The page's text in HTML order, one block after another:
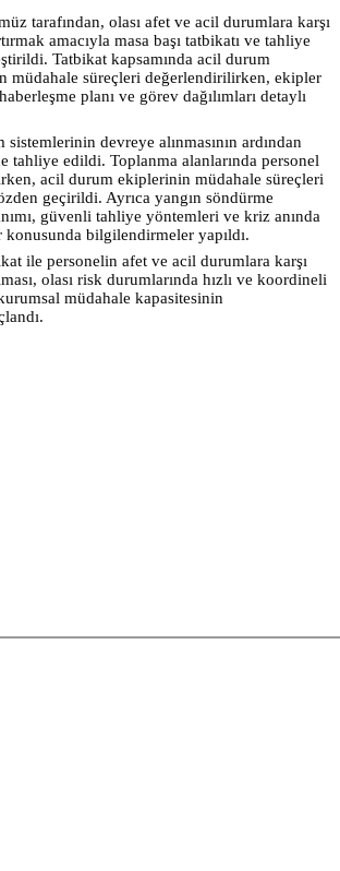
tarafından, olası afet ve acil durumlara karşı
amacıyla masa başı tatbikatı ve tahliye
Tatbikat kapsamında acil durum
müdahale süreçleri değerlendirilirken, ekipler
planı ve görev dağılımları detaylı
devreye alınmasının ardından
tahliye edildi. Toplanma alanlarında personel
acil durum ekiplerinin müdahale süreçleri
geçirildi. Ayrıca yangın söndürme
güvenli tahliye yöntemleri ve kriz anında
konusunda bilgilendirmeler yapıldı.
ile personelin afet ve acil durumlara karşı
olası risk durumlarında hızlı ve koordineli
müdahale kapasitesinin